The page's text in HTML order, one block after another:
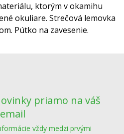
ktorým v okamihu
okuliare. Strečová lemovka
Pútko na zavesenie.
priamo na váš
email
vždy medzi prvými